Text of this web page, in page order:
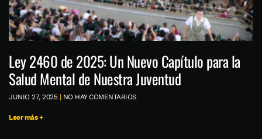
Ley 2460 de 2025: Un Nuevo Capítulo para la
Salud Mental de Nuestra Juventud
JUNIO 27, 2025 NO HAY COMENTARIOS
Leer más +